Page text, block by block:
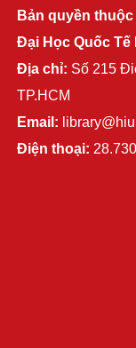
Bản quyền
Đại Học Quốc Tế
Địa chỉ: Số 215
TP.HCM
Email:
Điện thoại: